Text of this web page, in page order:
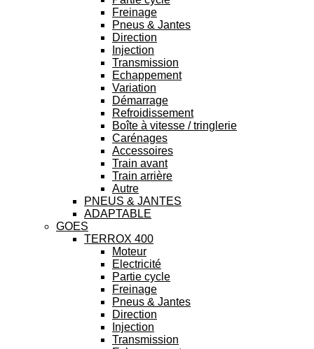
Freinage
Pneus & Jantes
Direction
Injection
Transmission
Echappement
Variation
Démarrage
Refroidissement
Boîte à vitesse / tringlerie
Carénages
Accessoires
Train avant
Train arrière
Autre
PNEUS & JANTES
ADAPTABLE
GOES
TERROX 400
Moteur
Electricité
Partie cycle
Freinage
Pneus & Jantes
Direction
Injection
Transmission